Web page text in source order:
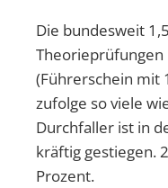
Die bundesweit
Theorieprüfungen
(Führerschein mit
zufolge so viele
Durchfaller ist in
kräftig gestiegen.
Prozent.